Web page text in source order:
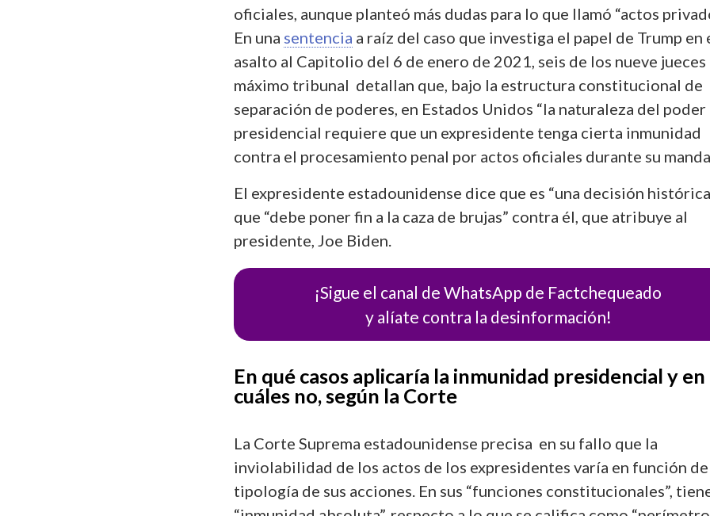
oficiales, aunque planteó más dudas para lo que llamó “actos
En una sentencia a raíz del caso que investiga el papel de Trump en
asalto al Capitolio del 6 de enero de 2021, seis de los nueve jueces
máximo tribunal detallan que, bajo la estructura constitucional de
separación de poderes, en Estados Unidos “la naturaleza del poder
presidencial requiere que un expresidente tenga cierta inmunidad
contra el procesamiento penal por actos oficiales durante su
El expresidente estadounidense dice que es “una decisión
que “debe poner fin a la caza de brujas” contra él, que atribuye al
presidente, Joe Biden.
¡Sigue el canal de WhatsApp de Factchequeado
y alíate contra la desinformación!
En qué casos aplicaría la inmunidad presidencial y en
cuáles no, según la Corte
La Corte Suprema estadounidense precisa en su fallo que la
inviolabilidad de los actos de los expresidentes varía en función
tipología de sus acciones. En sus “funciones constitucionales”,